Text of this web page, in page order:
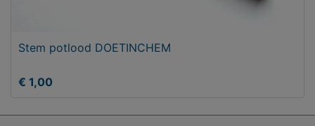
Stem potlood DOETINCHEM
€ 1,00